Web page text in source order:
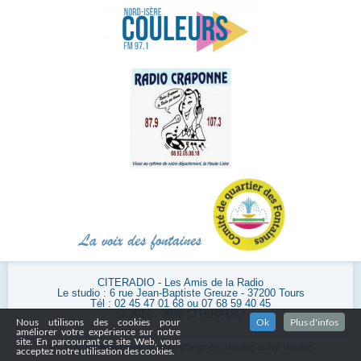
CITERADIO - Les Amis de la Radio
Le studio : 6 rue Jean-Baptiste Greuze - 37200 Tours
Tél : 02 45 47 01 68 ou 07 68 59 40 45
Powered byWordPress| Cheap Wordpress Hosting at
Nous utilisons des cookies pour
améliorer votre expérience sur notre
site. En parcourant ce site Web, vous
acceptez notre utilisation des cookies.
Ok Plus d'infos